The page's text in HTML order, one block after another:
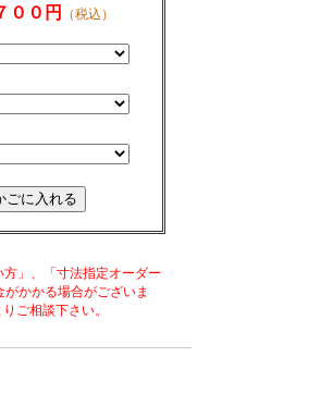
００円
（税込）
」、「寸法指定オーダー
かかる場合がございま
りご相談下さい。